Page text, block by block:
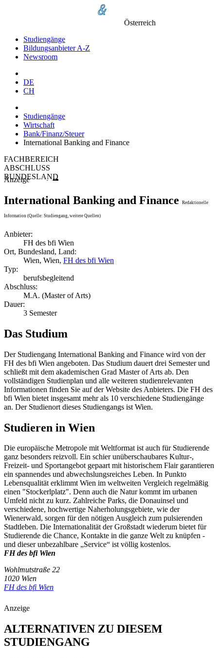
Österreich
Studiengänge
Bildungsanbieter A-Z
Newsroom
DE
CH
Studiengänge
Wirtschaft
Bank/Finanz/Steuer
International Banking and Finance
FACHBEREICH
ABSCHLUSS
BUNDESLAND
Anzeige
International Banking and Finance Redaktionelle
Information (Quelle: Studiengang, weitere Quellen)
Anbieter:
FH des bfi Wien
Ort, Bundesland, Land:
Wien, Wien, FH des bfi Wien
Typ:
berufsbegleitend
Abschluss:
M.A. (Master of Arts)
Dauer:
3 Semester
Das Studium
Der Studiengang International Banking and Finance wird von der
FH des bfi Wien angeboten. Das Studium dauert drei Semester und
schließt mit dem akademischen Grad Master of Arts ab. Den
vollständigen Studienplan und alle weiteren studienrelevanten
Informationen finden Sie auf der Website des Anbieters. Die FH des
bfi Wien bietet insgesamt mehr als 10 verschiedene Studiengänge
an. Der Studienort dieses Studiengangs ist Wien.
Studieren in Wien
Die europäische Metropole mit Weltformat ist auch für Studierende
ganz besonders reizvoll. Ein schier unüberschaubares Kultur-,
Freizeit- und Sportangebot gepaart mit historischem Flair garantieren
ein spannendes und abwechslungsreiches Leben. In Punkto
Lebensqualität erklimmt Wien im weltweiten Vergleich regelmäßig
einen "Stockerlplatz". Denn auch die Natur kommt im urbanen
Umfeld nicht zu kurz. Zahlreiche Parks, die Donauinsel und
verschiedene, hochwertige Naherholungsgebiete, wie der
Wienerwald, sorgen für den nötigen Ausgleich zum pulsierenden
Stadtleben. Die Internationalität der Großstadt wiederum bietet für
Studierende die Chance, Kontakte in die ganze Welt zu knüpfen -
und dieser unbezahlbare „Service“ ist völlig kostenlos.
FH des bfi Wien
Wohlmutstraße 22
1020 Wien
FH des bfi Wien
Anzeige
ALTERNATIVEN ZU DIESEM
STUDIENGANG